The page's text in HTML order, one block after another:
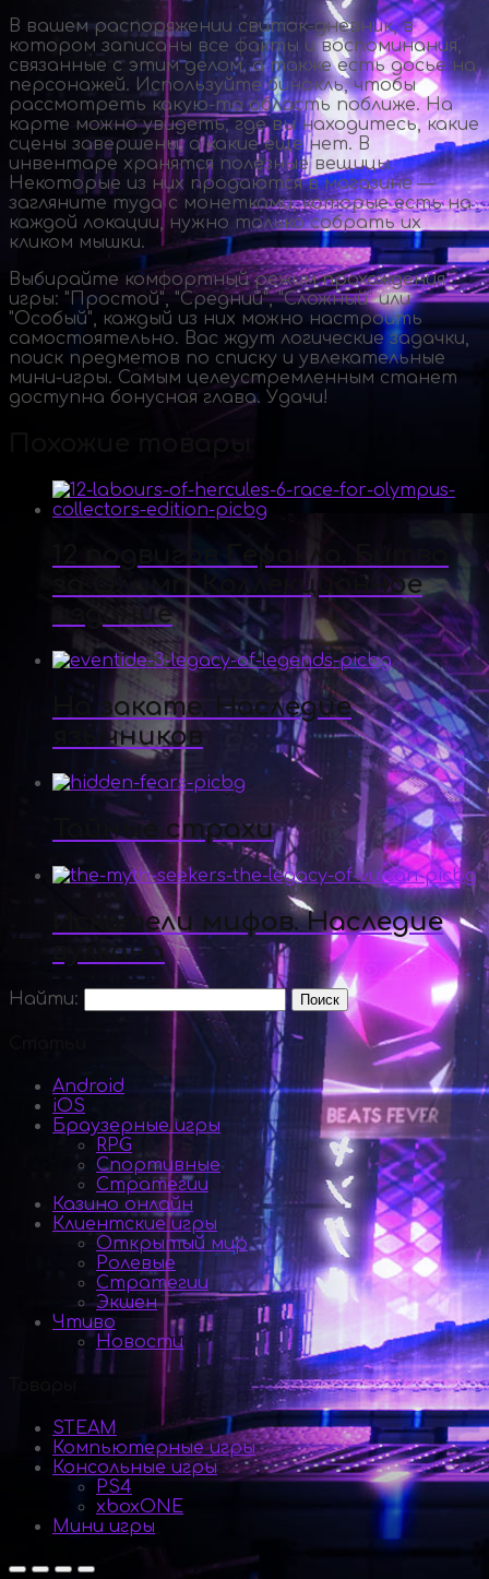
В вашем распоряжениисвиток-дневник, в
котором записаны все факты и воспоминания,
связанные с этим делом, а также есть досье на
персонажей. Используйте бинокль, чтобы
рассмотреть какую-тообласть поближе. На
карте можно увидеть, где вы находитесь, какие
сцены завершены, а какие еще нет. В
инвентаре хранятся полезные вещицы.
Некоторые из них продаются в магазине —
загляните туда с монетками, которые есть на
каждой локации, нужно только собрать их
кликом мышки.
Выбирайте комфортный режим прохождения
игры: "Простой", "Средний", "Сложный" или
"Особый", каждый из них можно настроить
самостоятельно. Вас ждут логические задачки,
поиск предметов по списку и увлекательные
мини-игры. Самым целеустремленным станет
доступна бонусная глава. Удачи!
12 подвигов Геракла. Битва
за Олимп. Коллекционное
издание
На закате. Наследие
язычников
Тайные страхи
Искатели мифов. Наследие
вулкана
Найти:
Android
iOS
Браузерные игры
RPG
Спортивные
Стратегии
Казино онлайн
Клиентские игры
Открытый мир
Ролевые
Стратегии
Экшен
Чтиво
Новости
STEAM
Компьютерные игры
Консольные игры
PS4
xboxONE
Мини игры